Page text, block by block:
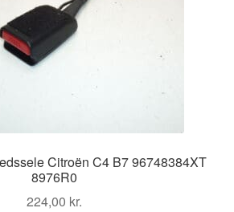
Citroën C4 B7 96748384XT
8976R0
224,00 kr.